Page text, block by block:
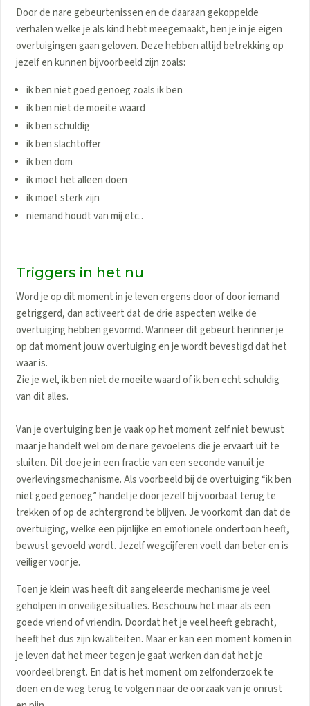
Door de nare gebeurtenissen en de daaraan gekoppelde
verhalen welke je als kind hebt meegemaakt, ben je in je eigen
overtuigingen gaan geloven. Deze hebben altijd betrekking op
jezelf en kunnen bijvoorbeeld zijn zoals:
ik ben niet goed genoeg zoals ik ben
ik ben niet de moeite waard
ik ben schuldig
ik ben slachtoffer
ik ben dom
ik moet het alleen doen
ik moet sterk zijn
niemand houdt van mij etc..
Triggers in het nu
Word je op dit moment in je leven ergens door of door iemand
getriggerd, dan activeert dat de drie aspecten welke de
overtuiging hebben gevormd. Wanneer dit gebeurt herinner je
op dat moment jouw overtuiging en je wordt bevestigd dat het
waar is.
Zie je wel, ik ben niet de moeite waard of ik ben echt schuldig
van dit alles.
Van je overtuiging ben je vaak op het moment zelf niet bewust
maar je handelt wel om de nare gevoelens die je ervaart uit te
sluiten. Dit doe je in een fractie van een seconde vanuit je
overlevingsmechanisme. Als voorbeeld bij de overtuiging“ik ben
niet goed genoeg”handel je door jezelf bij voorbaat terug te
trekken of op de achtergrond te blijven. Je voorkomt dan dat de
overtuiging, welke een pijnlijke en emotionele ondertoon heeft,
bewust gevoeld wordt. Jezelf wegcijferen voelt dan beter en is
veiliger voor je.
Toen je klein was heeft dit aangeleerde mechanisme je veel
geholpen in onveilige situaties. Beschouw het maar als een
goede vriend of vriendin. Doordat het je veel heeft gebracht,
heeft het dus zijn kwaliteiten. Maar er kan een moment komen in
je leven dat het meer tegen je gaat werken dan dat het je
voordeel brengt. En dat is het moment om zelfonderzoek te
doen en de weg terug te volgen naar de oorzaak van je onrust